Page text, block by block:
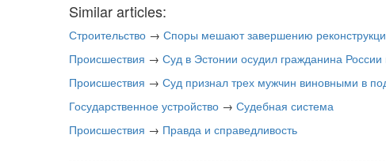
Similar articles:
Строительство → Споры мешают завершению
Происшествия → Суд в Эстонии осудил гражданина
Происшествия → Суд признал трех мужчин виновными в
Государственное устройство → Судебная система
Происшествия → Правда и справедливость